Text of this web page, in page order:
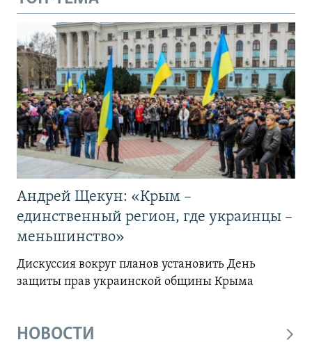
Андрей Щекун: «Крым –
единственный регион, где украинцы –
меньшинство»
Дискуссия вокруг планов установить День
защиты прав украинской общины Крыма
НОВОСТИ